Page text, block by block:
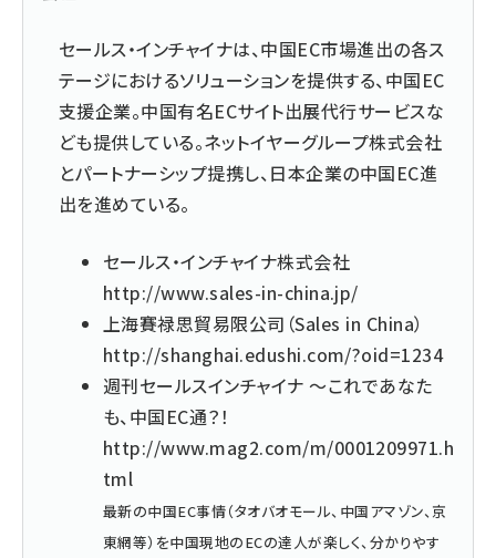
セールス・インチャイナは、中国EC市場進出の各ス
テージにおけるソリューションを提供する、中国EC
支援企業。中国有名ECサイト出展代行サービスな
ども提供している。ネットイヤーグループ株式会社
とパートナーシップ提携し、日本企業の中国EC進
出を進めている。
セールス・インチャイナ株式会社
http://www.sales-in-china.jp/
上海賽禄思貿易限公司（Sales in China）
http://shanghai.edushi.com/?oid=1234
週刊セールスインチャイナ ～これであなた
も、中国EC通？！
http://www.mag2.com/m/0001209971.h
tml
最新の中国EC事情（タオバオモール、中国アマゾン、京
東網等）を中国現地のECの達人が楽しく、分かりやす